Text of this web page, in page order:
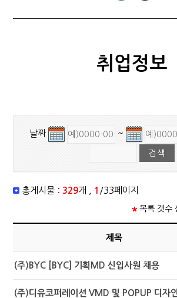
취업정보
날짜 ~
총게시물 :329 개 , 1 /33페이지
목록 갯수
제목
(주)BYC [BYC] 기획MD 신입사원 채용
(주)디유코퍼레이션 VMD 및 POPUP 디자인